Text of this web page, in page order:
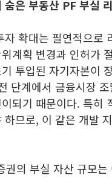
숨은 부동산 PF 부실
자 확대는 필연적으로
계획 변경과 인허가
투입된 자기자본이
단계에서 금융시장
되기 때문이다. 특히
하므로, 이 같은 개발
권의 부실 자산 규모